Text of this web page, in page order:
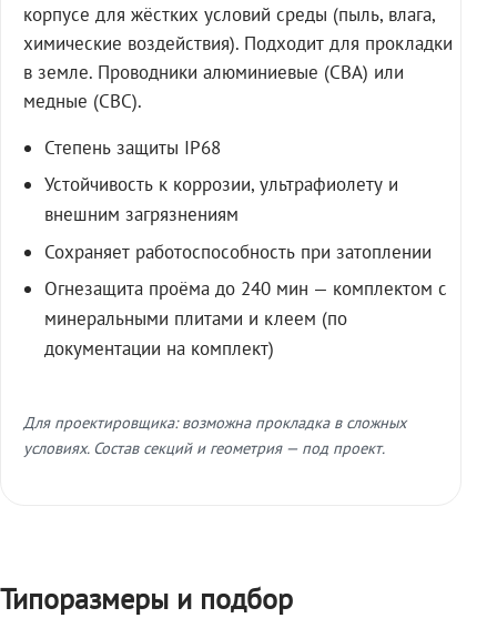
корпусе для жёстких условий среды (пыль, влага,
химические воздействия). Подходит для прокладки
в земле. Проводники алюминиевые (СВА) или
медные (СВС).
Степень защиты IP68
Устойчивость к коррозии, ультрафиолету и
внешним загрязнениям
Сохраняет работоспособность при затоплении
Огнезащита проёма до 240 мин — комплектом с
минеральными плитами и клеем (по
документации на комплект)
Для проектировщика: возможна прокладка в сложных
условиях. Состав секций и геометрия — под проект.
Типоразмеры и подбор